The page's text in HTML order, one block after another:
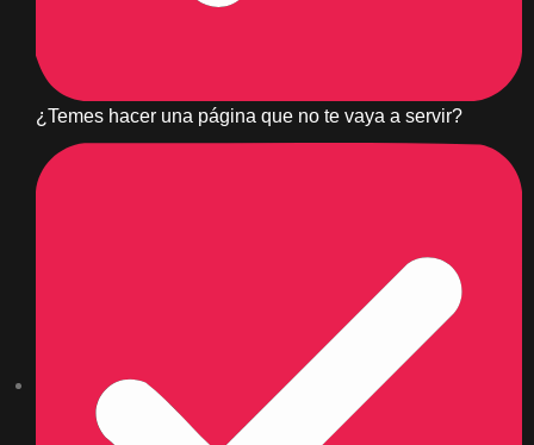
¿Temes hacer una página que no te vaya a servir?